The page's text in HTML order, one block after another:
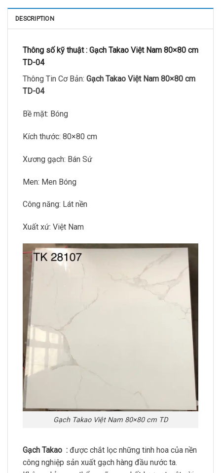
DESCRIPTION
Thông số kỹ thuật : Gạch Takao Việt Nam 80×80 cm
TD-04
Thông Tin Cơ Bản: Gạch Takao Việt Nam 80×80 cm
TD-04
Bề mặt: Bóng
Kích thước: 80×80 cm
Xương gạch: Bán Sứ
Men: Men Bóng
Công năng: Lát nền
Xuất xứ: Việt Nam
Gạch Takao Việt Nam 80×80 cm TD
Gạch Takao : được chắt lọc những tinh hoa của nền
công nghiệp sản xuất gạch hàng đầu nước ta.